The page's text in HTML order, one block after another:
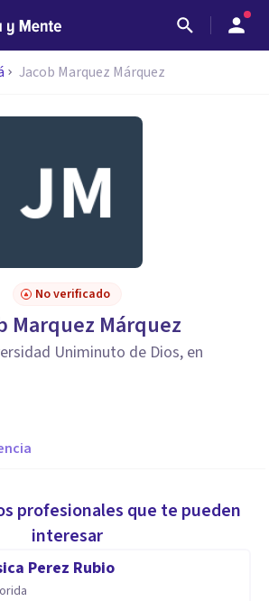
Jacob Marquez Márquez
No verificado
Marquez Márquez
Uniminuto de Dios, en
profesionales que te pueden
interesar
Perez Rubio